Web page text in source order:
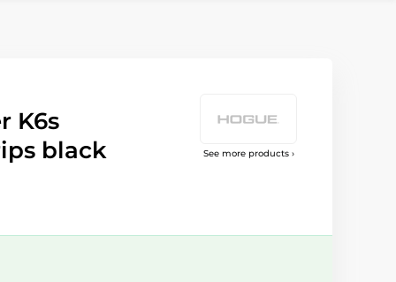
See more products ›
K6s
black